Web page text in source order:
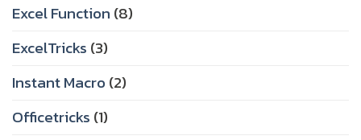
Excel Function (8)
ExcelTricks (3)
Instant Macro (2)
Officetricks (1)